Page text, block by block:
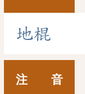
地棍
注 音